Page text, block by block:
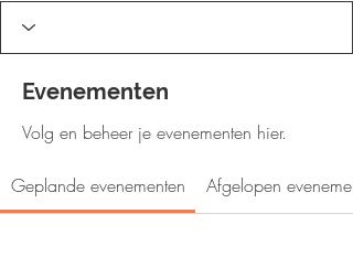
Evenementen
Volg en beheer je evenementen hier.
Geplande evenementen Afgelopen